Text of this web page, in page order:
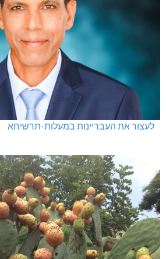
לעצור את העבריינות במעלות-תרשיחא